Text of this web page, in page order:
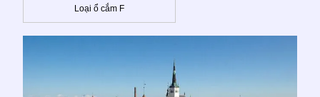
Loại ổ cắm F